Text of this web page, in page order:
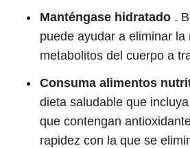
Manténgase hidratado .
puede ayudar a eliminar la
metabolitos del cuerpo a
Consuma alimentos
dieta saludable que
que contengan
rapidez con la que se